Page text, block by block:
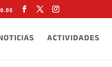
ACTIVIDADES